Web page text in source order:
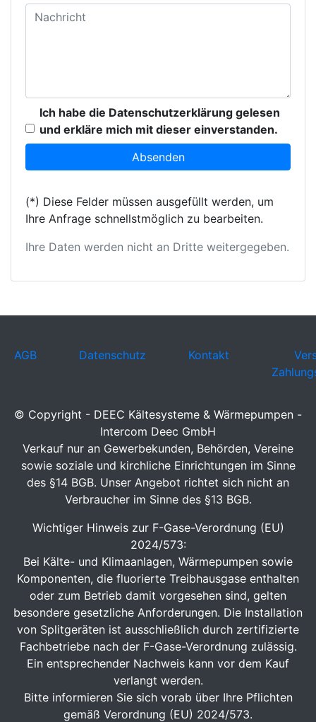
Ich habe die Datenschutzerklärung gelesen
und erkläre mich mit dieser einverstanden.
(*) Diese Felder müssen ausgefüllt werden, um
Ihre Anfrage schnellstmöglich zu bearbeiten.
Ihre Daten werden nicht an Dritte weitergegeben.
AGB Datenschutz Kontakt
© Copyright - DEEC Kältesysteme & Wärmepumpen -
Intercom Deec GmbH
Verkauf nur an Gewerbekunden, Behörden, Vereine
sowie soziale und kirchliche Einrichtungen im Sinne
des §14 BGB. Unser Angebot richtet sich nicht an
Verbraucher im Sinne des §13 BGB.
Wichtiger Hinweis zur F-Gase-Verordnung (EU)
2024/573:
Bei Kälte- und Klimaanlagen, Wärmepumpen sowie
Komponenten, die fluorierte Treibhausgase enthalten
oder zum Betrieb damit vorgesehen sind, gelten
besondere gesetzliche Anforderungen. Die Installation
von Splitgeräten ist ausschließlich durch zertifizierte
Fachbetriebe nach der F-Gase-Verordnung zulässig.
Ein entsprechender Nachweis kann vor dem Kauf
verlangt werden.
Bitte informieren Sie sich vorab über Ihre Pflichten
gemäß Verordnung (EU) 2024/573.